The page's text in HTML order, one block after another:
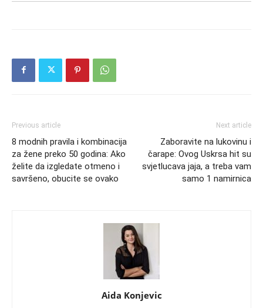
Previous article
8 modnih pravila i kombinacija
za žene preko 50 godina: Ako
želite da izgledate otmeno i
savršeno, obucite se ovako
Next article
Zaboravite na lukovinu i
čarape: Ovog Uskrsa hit su
svjetlucava jaja, a treba vam
samo 1 namirnica
Aida Konjevic